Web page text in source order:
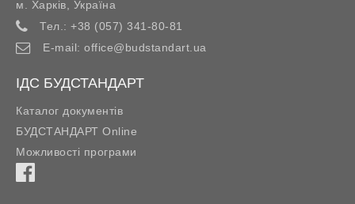
м. Харків
Україна
Тел.: +38 (057) 341-80-81
E-mail: office@budstandart.ua
ІДС БУДСТАНДАРТ
Каталог документів
БУДСТАНДАРТ Online
Можливості програми